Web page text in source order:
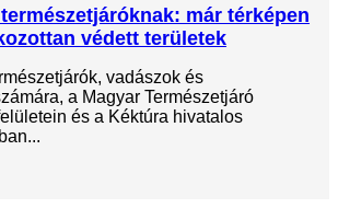
már térképen
védett területek
vadászok és
a Magyar Természetjáró
és a Kéktúra hivatalos